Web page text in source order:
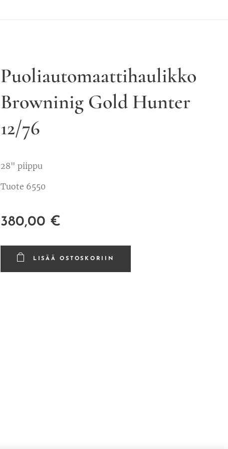
Puoliautomaattihaulikko
Browninig Gold Hunter
12/76
28" piippu
Tuote 6550
380,00 €
LISÄÄ OSTOSKORIIN